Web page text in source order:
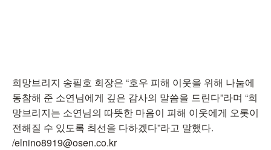
희망브리지 송필호 회장은 “호우 피해 이웃을 위해 나눔에
동참해 준 소연님에게 깊은 감사의 말씀을 드린다”라며 “희
망브리지는 소연님의 따뜻한 마음이 피해 이웃에게 오롯이
전해질 수 있도록 최선을 다하겠다”라고 말했다.
/elnino8919@osen.co.kr